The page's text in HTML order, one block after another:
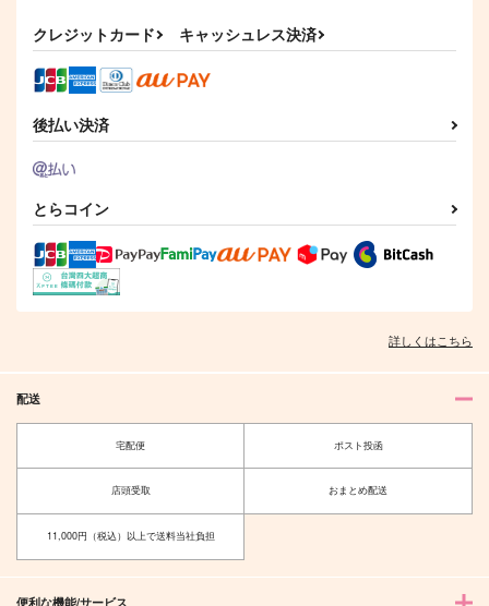
作品詳細 作品詳細
クレジットカード キャッシュレス決済
後払い決済
とらコイン
詳しくはこちら
配送
宅配便 ポスト投函
店頭受取 おまとめ配送
11,000円（税込）以上で送料当社負担
便利な機能/サービス